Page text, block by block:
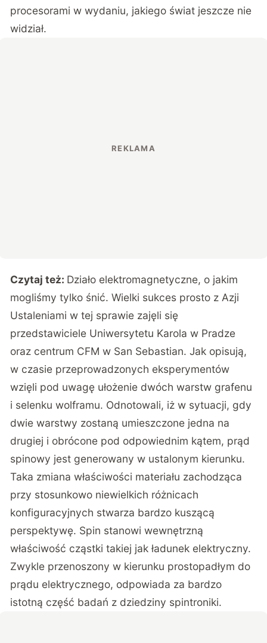
procesorami w wydaniu, jakiego świat jeszcze nie
widział.
Czytaj też: Działo elektromagnetyczne, o jakim
mogliśmy tylko śnić. Wielki sukces prosto z Azji
Ustaleniami w tej sprawie zajęli się
przedstawiciele Uniwersytetu Karola w Pradze
oraz centrum CFM w San Sebastian. Jak opisują,
w czasie przeprowadzonych eksperymentów
wzięli pod uwagę ułożenie dwóch warstw grafenu
i selenku wolframu. Odnotowali, iż w sytuacji, gdy
dwie warstwy zostaną umieszczone jedna na
drugiej i obrócone pod odpowiednim kątem, prąd
spinowy jest generowany w ustalonym kierunku.
Taka zmiana właściwości materiału zachodząca
przy stosunkowo niewielkich różnicach
konfiguracyjnych stwarza bardzo kuszącą
perspektywę. Spin stanowi wewnętrzną
właściwość cząstki takiej jak ładunek elektryczny.
Zwykle przenoszony w kierunku prostopadłym do
prądu elektrycznego, odpowiada za bardzo
istotną część badań z dziedziny spintroniki.